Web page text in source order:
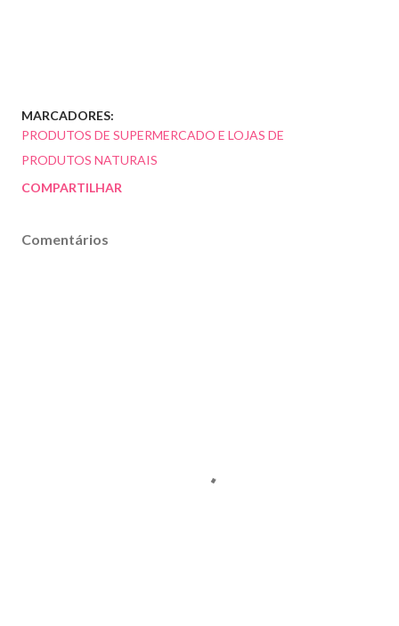
MARCADORES:
PRODUTOS DE SUPERMERCADO E LOJAS DE
PRODUTOS NATURAIS
COMPARTILHAR
Comentários